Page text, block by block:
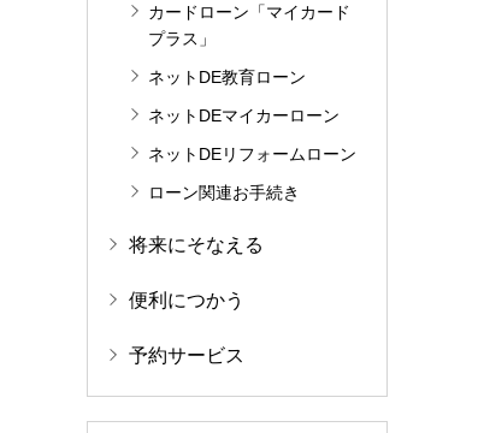
カードローン「マイカード
プラス」
ネットDE教育ローン
ネットDEマイカーローン
ネットDEリフォームローン
ローン関連お手続き
将来にそなえる
便利につかう
予約サービス